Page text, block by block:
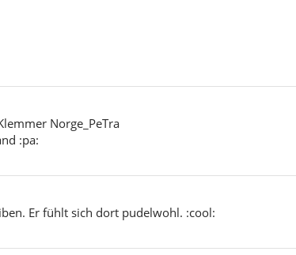
Norge_PeTra
:pa:
Er fühlt sich dort pudelwohl. :cool: